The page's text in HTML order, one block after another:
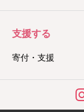
支援する
寄付・支援